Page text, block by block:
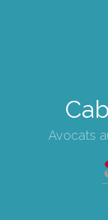
Avocats